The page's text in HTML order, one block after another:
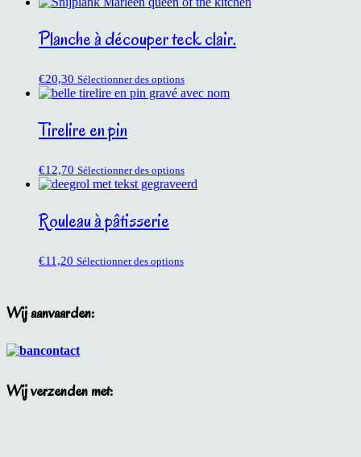
Planche à découper teck clair.
€20,30 Sélectionner des options
Tirelire en pin
€12,70 Sélectionner des options
Rouleau à pâtisserie
€11,20 Sélectionner des options
Wij aanvaarden:
Wij verzenden met: